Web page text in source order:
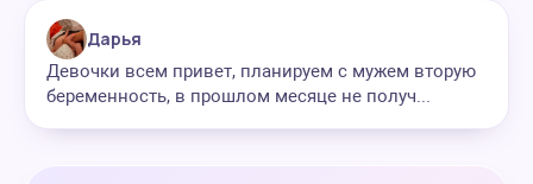
Дарья
Девочки всем привет, планируем с мужем вторую
беременность, в прошлом месяце не получ...